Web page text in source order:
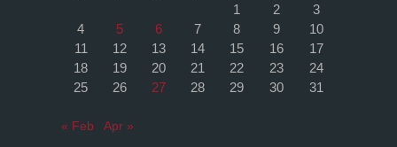
1
2
3
4
5 6 7 8 9
10
11
12 13 14 15 16
17
18
19 20 21 22 23
24
25
26 27 28 29 30 31
« Feb Apr »